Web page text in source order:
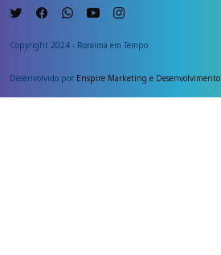
Copyright 2024 - Roraima em Tempo
Desenvolvido por Enspire Marketing e Desenvolvimento